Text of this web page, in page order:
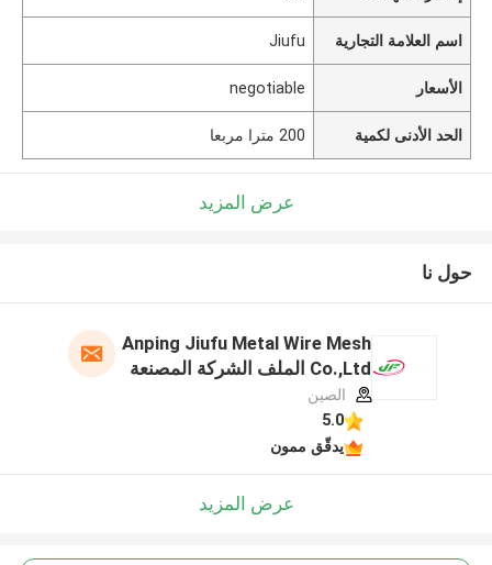
اسم العلامة التجارية Jiufu
الأسعار negotiable
الحد الأدنى لكمية 200 مترا مربعا
عرض المزيد
حول نا
Anping Jiufu Metal Wire Mesh
Co.,Ltd الملف الشركة المصنعة
الصين
5.0
يدقّق ممون
عرض المزيد